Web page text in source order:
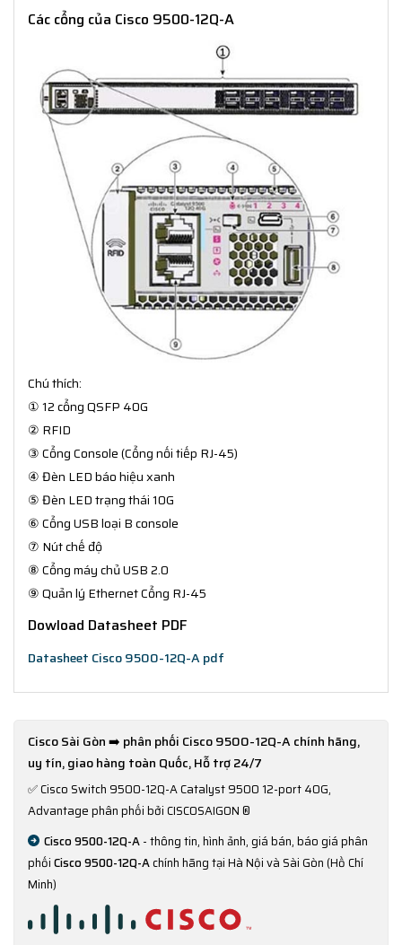
Các cổng của Cisco 9500-12Q-A
Chú thích:
① 12 cổng QSFP 40G
② RFID
③ Cổng Console (Cổng nối tiếp RJ-45)
④ Đèn LED báo hiệu xanh
⑤ Đèn LED trạng thái 10G
⑥ Cổng USB loại B console
⑦ Nút chế độ
⑧ Cổng máy chủ USB 2.0
⑨ Quản lý Ethernet Cổng RJ-45
Dowload Datasheet PDF
Datasheet Cisco 9500-12Q-A pdf
Cisco Sài Gòn ➡️ phân phối Cisco 9500-12Q-A chính hãng,
uy tín, giao hàng toàn Quốc, Hỗ trợ 24/7
✅Cisco Switch 9500-12Q-A Catalyst 9500 12-port 40G,
Advantage phân phối bởi CISCOSAIGON ®
Cisco 9500-12Q-A- thông tin, hình ảnh, giá bán, báo giá phân
phốiCisco 9500-12Q-Achính hãng tại Hà Nội và Sài Gòn (Hồ Chí
Minh)